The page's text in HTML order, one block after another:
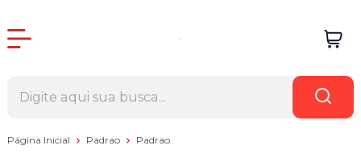
Página Inicial Padrao Padrao